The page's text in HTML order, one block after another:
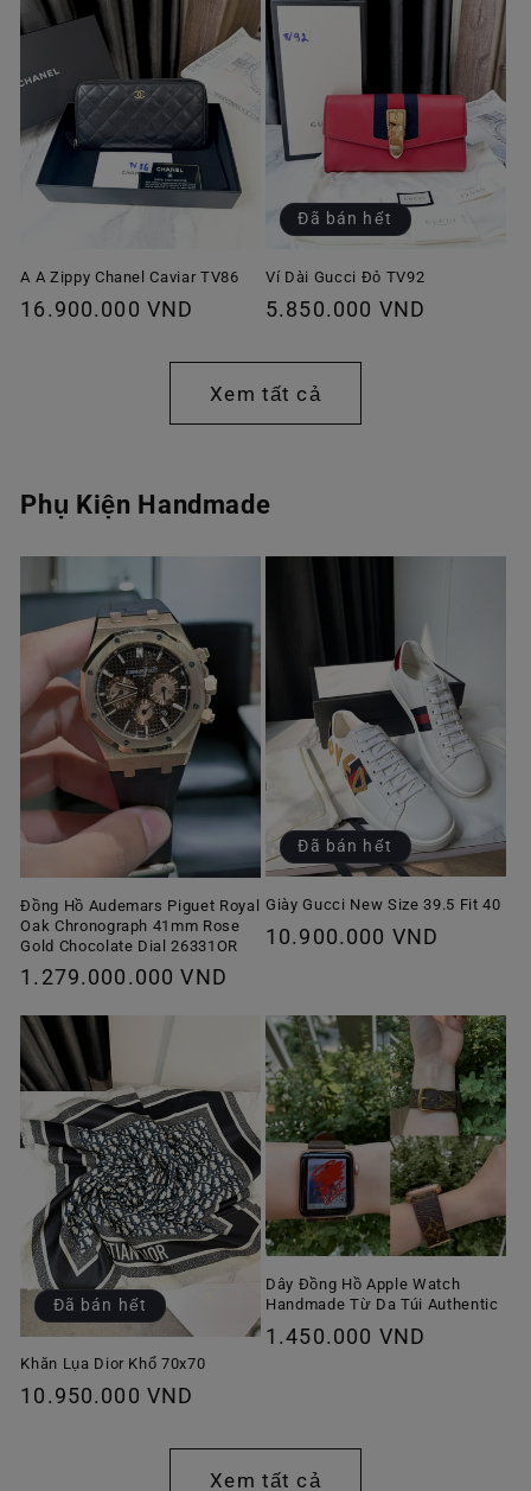
A A Zippy Chanel Caviar TV86
Giá
16.900.000 VND
Đã bán hết
Ví Dài Gucci Đỏ TV92
Giá
thường
5.850.000 VND
Xem tất cả
Phụ Kiện Handmade
Đồng Hồ Audemars Piguet Royal
Oak Chronograph 41mm Rose
Gold Chocolate Dial 26331OR
Giá
thường
1.279.000.000 VND
Đã bán hết
Giày Gucci New Size 39.5 Fit 40
Giá
10.900.000 VND
Đã bán hết
Khăn Lụa Dior Khổ 70x70
Giá
10.950.000 VND
Dây Đồng Hồ Apple Watch
Handmade Từ Da Túi Authentic
Giá
1.450.000 VND
Xem tất cả